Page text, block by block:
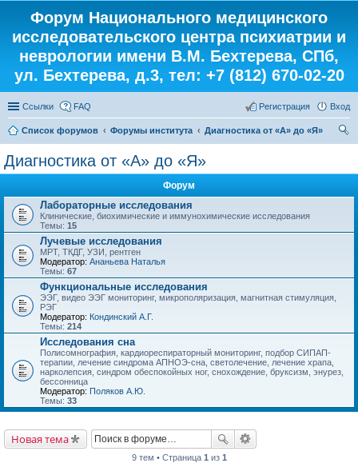
Форум Национального медицинского
исследовательского центра психиатрии и
неврологии имени В.М. Бехтерева, СПб,
ул. Бехтерева, д.3, тел: +7 (812) 670-02-20
Ссылки FAQ Вход
Регистрация
Список форумов Форумы института
Диагностика от «А» до «Я»
Диагностика от «А» до «Я»
Форум
Лабораторные исследования
Клинические, биохимические и иммунохимические исследования
Темы: 15
Лучевые исследования
МРТ, ТКДГ, УЗИ, рентген
Модератор: Ананьева Наталья
Темы: 67
Функциональные исследования
ЭЭГ, видео ЭЭГ мониторинг, микрополяризация, магнитная стимуляция,
РЭГ
Модератор: Кондинский А.Г.
Темы: 214
Исследования сна
Полисомнография, кардиореспираторный мониторинг, подбор СИПАП-
терапии, лечение синдрома АПНОЭ-сна, светолечение, лечение храпа,
нарколепсия, синдром обеспокойных ног, снохождение, бруксизм, энурез,
бессонница
Модератор: Поляков А.Ю.
Темы: 33
Новая тема
9 тем • Страница 1 из 1